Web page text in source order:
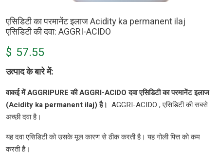
एसिडिटी का परमानेंट इलाज Acidity ka permanent ilaj
एसिडिटी की दवा: AGGRI-ACIDO
$ 57.55
उत्पाद केबारेमें:
वाकई में AGGRIPURE की AGGRI-ACIDO दवा एसिडिटी का परमानेंट इलाज
(Acidity ka permanent ilaj) है। AGGRI-ACIDO , एसिडिटी की सबसे
अच्छी दवा है।
यह दवा एसिडिटी को उसके मूल कारण से ठीक करती है। यह गोली पित्त को कम
करती है।